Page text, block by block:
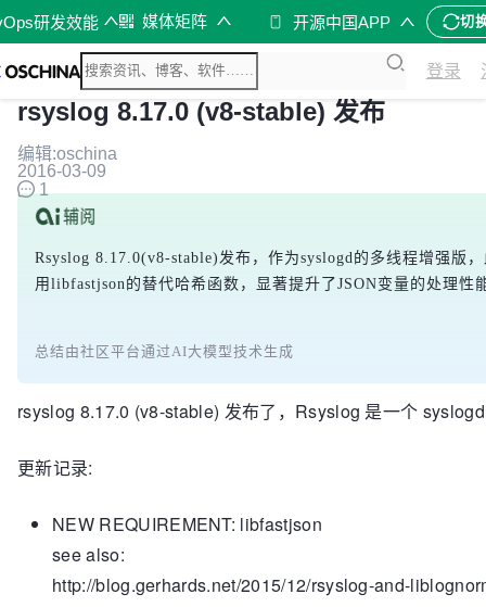
研发效能 媒体矩阵 开源中国APP 切
登录
rsyslog 8.17.0 (v8-stable) 发布
编辑:oschina
2016-03-09
1
Rsyslog 8.17.0(v8-stable)发布，作为syslogd的多线程增强版
用libfastjson的替代哈希函数，显著提升了JSON变量的处理
总结由社区平台通过AI大模型技术生成
rsyslog 8.17.0 (v8-stable) 发布了，Rsyslog 是一个
更新记录:
NEW REQUIREMENT: libfastjson
see also:
http://blog.gerhards.net/2015/12/rsyslog-and-